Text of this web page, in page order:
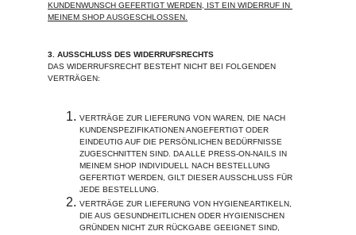
KUNDENWUNSCH GEFERTIGT WERDEN, IST EIN WIDERRUF IN
MEINEM SHOP AUSGESCHLOSSEN.
3. AUSSCHLUSS DES WIDERRUFSRECHTS
DAS WIDERRUFSRECHT BESTEHT NICHT BEI FOLGENDEN
VERTRÄGEN:
VERTRÄGE ZUR LIEFERUNG VON WAREN, DIE NACH
KUNDENSPEZIFIKATIONEN ANGEFERTIGT ODER
EINDEUTIG AUF DIE PERSÖNLICHEN BEDÜRFNISSE
ZUGESCHNITTEN SIND. DA ALLE PRESS-ON-NAILS IN
MEINEM SHOP INDIVIDUELL NACH BESTELLUNG
GEFERTIGT WERDEN, GILT DIESER AUSSCHLUSS FÜR
JEDE BESTELLUNG.
VERTRÄGE ZUR LIEFERUNG VON HYGIENEARTIKELN,
DIE AUS GESUNDHEITLICHEN ODER HYGIENISCHEN
GRÜNDEN NICHT ZUR RÜCKGABE GEEIGNET SIND,